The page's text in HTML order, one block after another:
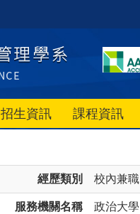
招生資訊 課程資訊
經歷類別 校內兼職
服務機關名稱 政治大學